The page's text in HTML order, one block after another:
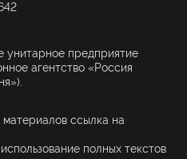
унитарное предприятие
агентство «Россия
ссылка на
полных текстов